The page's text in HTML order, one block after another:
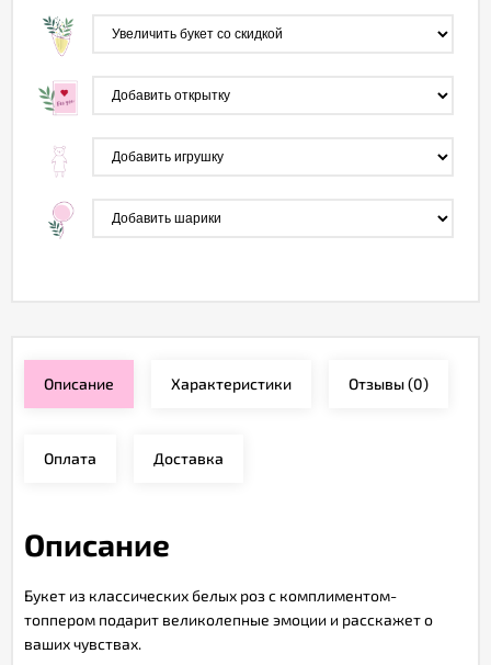
Описание Характеристики Отзывы(0)
Оплата Доставка
Описание
Букет из классических белых роз с комплиментом-
топпером подарит великолепные эмоции и расскажет о
ваших чувствах.